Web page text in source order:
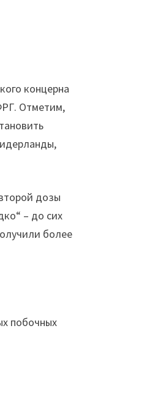
концерна
Отметим,
дозы
– до сих
более
побочных